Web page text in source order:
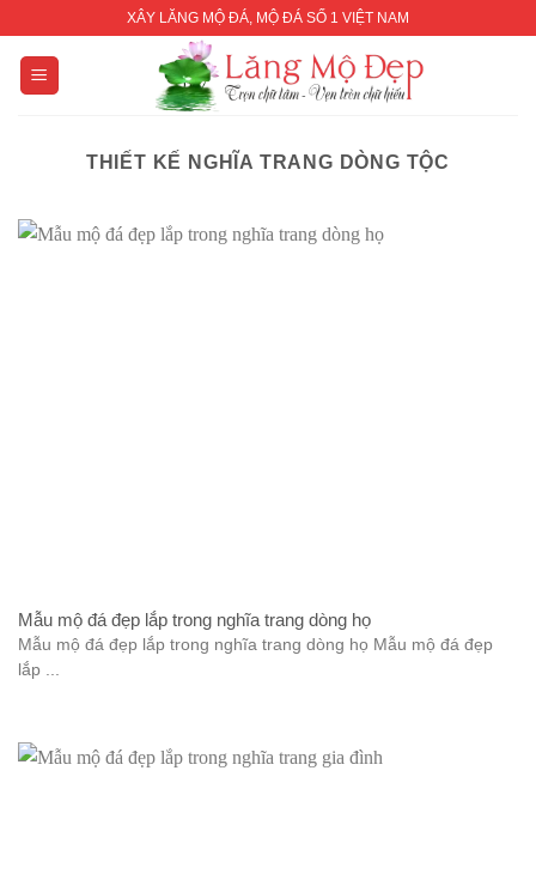
content
XÂY LĂNG MỘ ĐÁ, MỘ ĐÁ SỐ 1 VIỆT NAM
THIẾT KẾ NGHĨA TRANG DÒNG TỘC
Mẫu mộ đá đẹp lắp trong nghĩa trang dòng họ
Mẫu mộ đá đẹp lắp trong nghĩa trang dòng họ Mẫu mộ đá đẹp
lắp ...